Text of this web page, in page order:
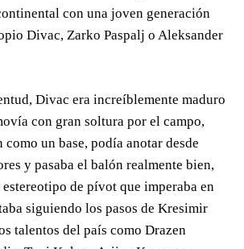
con una joven generación
Divac, Zarko Paspalj o Aleksander
Divac era increíblemente maduro
con gran soltura por el campo,
como un base, podía anotar desde
y pasaba el balón realmente bien,
de pívot que imperaba en
siguiendo los pasos de Kresimir
talentos del país como Drazen